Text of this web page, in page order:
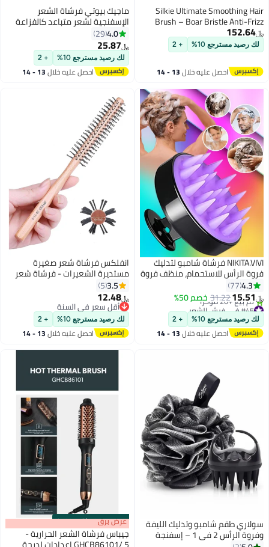
Silkie Ultimate Smoothing Hair
Brush – Boar Bristle Anti-Frizz
Detangling Brush for All Hair Types
(Tortoiseshell)
﷼‏152.64
لك رصيد مسترجع 10% + 2
احصل عليه خلال 13 - 14
ماجيك بيوتي فرشاة الشعر
الإسفنجية لشعر متباعد كالفزاعة
أسود/أزرق/ أحمر
4.0
29
﷼‏25.87
لك رصيد مسترجع 10% + 2
احصل عليه خلال 13 - 14
NIKITA.VIVI فرشاة شامبو لتدليك
فروة الرأس للاستحمام، منظف فروة
الرأس بشعيرات سيليكون ناعمة
لنمو الشعر وعلاج القشرة، فرشاة
رأس للعناية بالشعر بالزيت الجاف
الرطب لجميع أنواع الشعر
4.3
77
﷼‏15.51
31.22خصم 50%
#45 في فرش الشعر
أقل سعر في 30 يوم
تم بيع +20 مؤخرًا
#45 في فرش الشعر
لك رصيد مسترجع 10% + 2
احصل عليه خلال 13 - 14
انفلكس فرشاة شعر صغيرة
مستديرة الشعيرات - فرشاة شعر
مجعد، أداة تدليك فروة الرأس، أداة
فك تشابك الشعر للرجال والنساء،
فرشاة تصفيف بمقبض خشبي
3.5
5
﷼‏12.48
أقل سعر في السنة
أقل سعر في السنة
لك رصيد مسترجع 10% + 2
احصل عليه خلال 13 - 14
سولاري طقم شامبو وتدليك الليفة
وفروة الرأس 2 في 1 – إسفنجة
00m:00s
·باقي 100% عرض برق
جيباس فرشاة الشعر الحرارية -